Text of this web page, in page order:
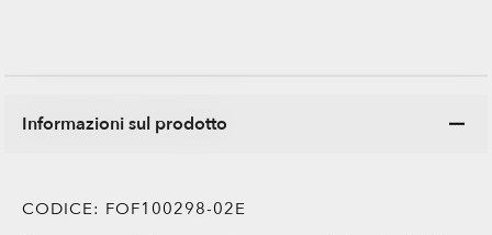
Informazioni sul prodotto
CODICE: FOF100298-02E